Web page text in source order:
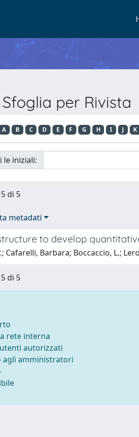
Sfoglia per Rivista
A B C D E F G H I J K
le iniziali:
di 5
metadati
to develop
Cafarelli, Barbara; Boccaccio, L.;
di 5
rete interna
autorizzati
agli amministratori